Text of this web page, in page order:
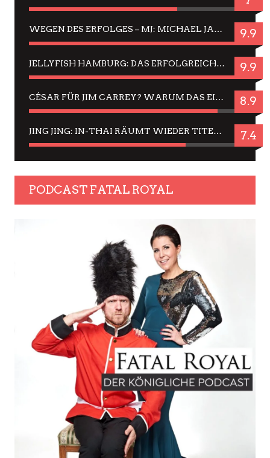
WEGEN DES ERFOLGES – MJ: MICHAEL JACKSON MUSICAL IN EINER MATINEE SEHEN 9.9
JELLYFISH HAMBURG: DAS ERFOLGREICHE SOMMER-MENÜ 2025 IN GEFÜHLEN UND BILDERN 9.9
CÉSAR FÜR JIM CARREY? WARUM DAS EINER DER NERVIGSTEN ACTORS IST UND BLEIBT 8.9
JING JING: IN-THAI RÄUMT WIEDER TITEL AB – EIN ZWEI-STUNDEN-ERLEBNISBERICHT 7.4
PODCAST FATAL ROYAL